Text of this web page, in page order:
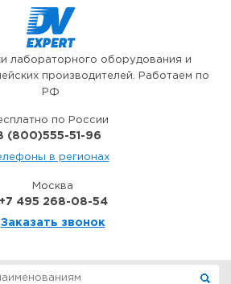
лабораторного оборудования и
производителей. Работаем по
РФ
по России
(800)555-51-96
в регионах
Москва
+7 495 268-08-54
Заказать звонок